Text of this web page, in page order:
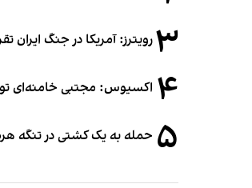
۳رویترز: آمریکا در جنگ ایران
۴ اکسیوس: مجتبی خامنه‌ای
۵ حمله به یک کشتی در تنگه